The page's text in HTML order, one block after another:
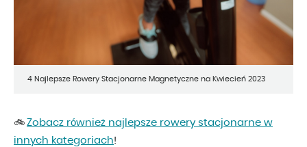
4 Najlepsze Rowery Stacjonarne Magnetyczne na Kwiecień 2023
🚲 Zobacz również najlepsze rowery stacjonarne w
innych kategoriach!